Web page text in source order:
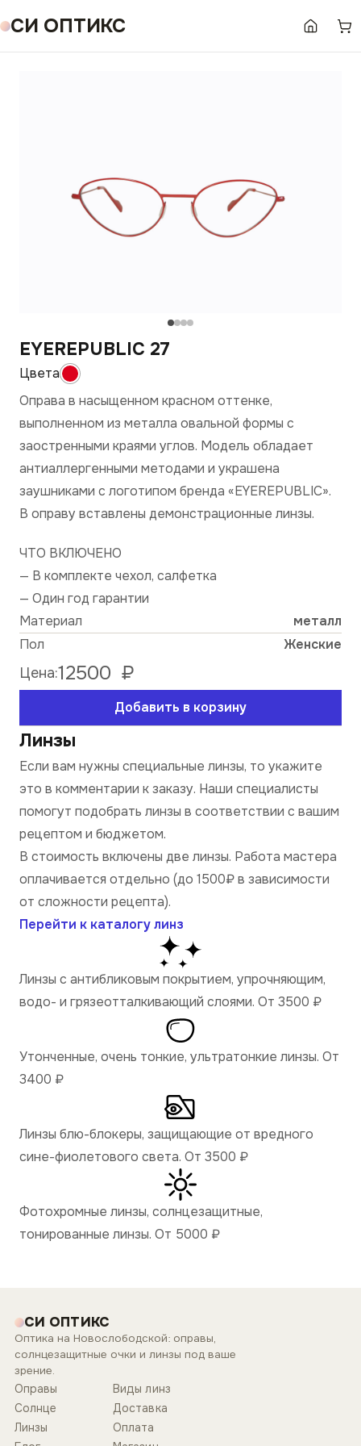
СИ ОПТИКС
EYEREPUBLIC 27
Оправа в насыщенном красном оттенке,
выполненном из металла овальной формы с
заостренными краями углов. Модель обладает
антиаллергенными методами и украшена
заушниками с логотипом бренда «EYEREPUBLIC».
В оправу вставлены демонстрационные линзы.
ЧТО ВКЛЮЧЕНО
— В комплекте чехол, салфетка
— Один год гарантии
Материал
металл
Пол
Женские
Цена:12500 ₽
Добавить в корзину
Линзы
Если вам нужны специальные линзы, то укажите
это в комментарии к заказу. Наши специалисты
помогут подобрать линзы в соответствии с вашим
рецептом и бюджетом.
В стоимость включены две линзы. Работа мастера
оплачивается отдельно (до 1500₽ в зависимости
от сложности рецепта).
Перейти к каталогу линз
Линзы с антибликовым покрытием, упрочняющим,
водо- и грязеотталкивающий слоями. От 3500 ₽
Утонченные, очень тонкие, ультратонкие линзы. От
3400 ₽
Линзы блю-блокеры, защищающие от вредного
сине-фиолетового света. От 3500 ₽
Фотохромные линзы, солнцезащитные,
тонированные линзы. От 5000 ₽
СИ ОПТИКС
Оптика на Новослободской: оправы,
солнцезащитные очки и линзы под ваше
зрение.
Оправы
Солнце
Линзы
Виды линз
Доставка
Оплата